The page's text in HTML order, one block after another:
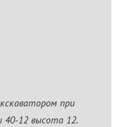
при
40-12 высота 12.